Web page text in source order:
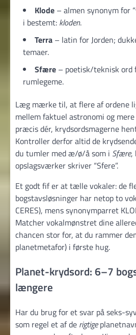
Klode – almen synonym for
i bestemt: kloden.
Terra – latin for Jorden;
temaer.
Sfære – poetisk/teknisk ord
rumlegeme.
Læg mærke til, at flere af ordene
mellem faktuel astronomi og
præcis dér, krydsords­magerne
Kontroller derfor altid de
du tumler med æ/ø/å som i Sfære,
opslagsværker skriver “Sfere”.
Et godt fif er at tælle vokaler: de
bogstavsløsninger har netop to
CERES), mens synonymparret
Matcher vokal­mønstret dine
chancen stor for, at du rammer
planet­metafor) i første hug.
Planet-krydsord: 6–7
længere
Har du brug for et svar på seks-
som regel et af de rigtige